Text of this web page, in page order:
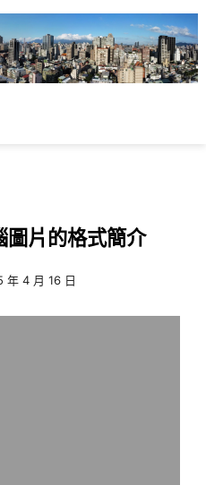
圖片的格式簡介
年 4 月 16 日